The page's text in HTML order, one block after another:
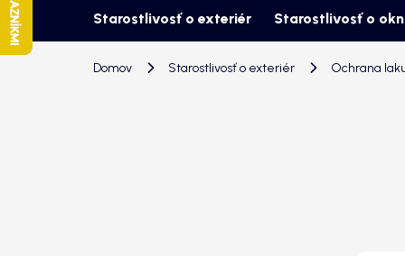
Starostlivosť o exteriér Starostlivosť o
Domov Starostlivosť o exteriér Ochrana